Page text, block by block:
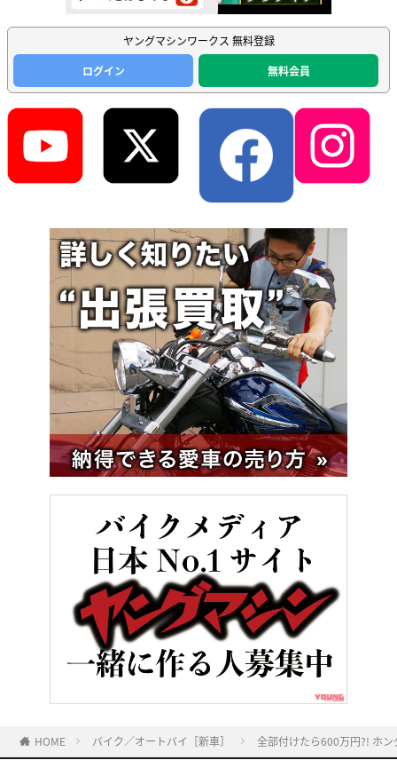
ヤングマシンワークス 無料登録
ログイン
無料会員
HOME バイク／オートバイ［新車］ 全部付けたら600万円?! ホ